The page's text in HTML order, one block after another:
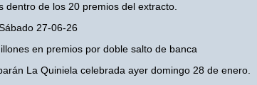
de los 20 premios del extracto.
27-06-26
en premios por doble salto de banca
La Quiniela celebrada ayer domingo 28 de enero.